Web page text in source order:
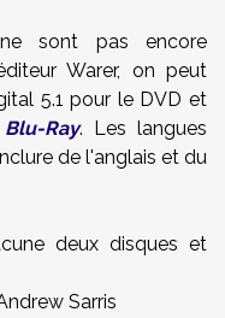
sont pas encore
Warer, on peut
5.1 pour le DVD et
Blu-Ray. Les langues
de l'anglais et du
deux disques et
Sarris